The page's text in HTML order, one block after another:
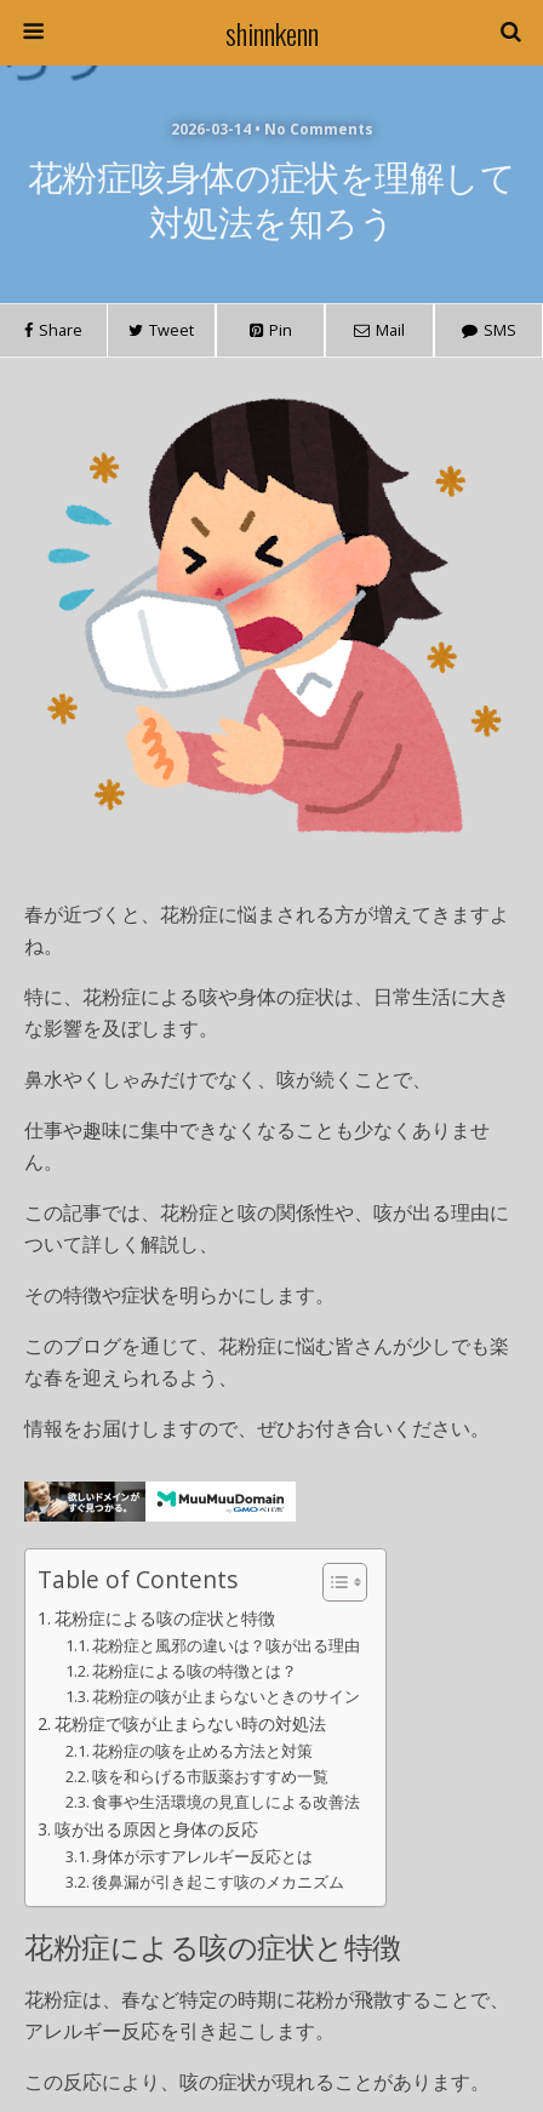
shinnkenn
2026-03-14 • No Comments
花粉症咳身体の症状を理解して
対処法を知ろう
Share Tweet Pin Mail SMS
春が近づくと、 花粉症に悩まされる方が増えてきますよ
ね。
特に、花粉症による咳や身体の症状は、日常生活に大き
な影響を及ぼします。
鼻水やくしゃみだけでなく、咳が続くことで、
仕事や趣味に集中できなくなることも少なくありませ
ん。
この記事では、花粉症と咳の関係性や、咳が出る理由に
ついて詳しく解説し、
その特徴や症状を明らかにします。
このブログを通じて、花粉症に悩む皆さんが少しでも楽
な春を迎えられるよう、
情報をお届けしますので、ぜひお付き合いください。
Table of Contents
花粉症による咳の症状と特徴
花粉症と風邪の違いは？咳が出る理由
花粉症による咳の特徴とは？
花粉症の咳が止まらないときのサイン
花粉症で咳が止まらない時の対処法
花粉症の咳を止める方法と対策
咳を和らげる市販薬おすすめ一覧
食事や生活環境の見直しによる改善法
咳が出る原因と身体の反応
身体が示すアレルギー反応とは
後鼻漏が引き起こす咳のメカニズム
花粉症による咳の症状と特徴
花粉症は、春など特定の時期に花粉が飛散することで、
アレルギー反応を引き起こします。
この反応により、咳の症状が現れることがあります。